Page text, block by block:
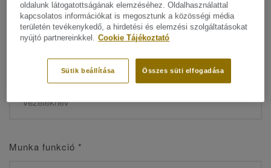
Vezetéknév*
Munka funkció *
oldalunk látogatottságának elemzéséhez. Oldalhasználattal
kapcsolatos információkat is megosztunk a közösségi média
területén tevékenykedő, a hirdetési és elemzési szolgáltatásokat
nyújtó partnereinkkel. Cookie Tájékoztató
Összes süti elfogadása
Sütik beállítása